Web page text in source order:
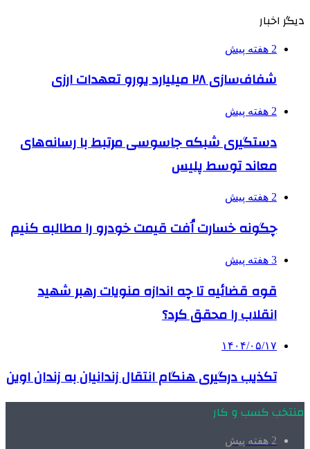
دیگر اخبار
2 هفته پیش
شفاف‌سازی ۲۸ میلیارد یورو تعهدات ارزی
2 هفته پیش
دستگیری شبکه جاسوسی مرتبط با رسانه‌های
معاند توسط پلیس
2 هفته پیش
چگونه خسارت اُفت قیمت خودرو را مطالبه کنیم
3 هفته پیش
قوه قضائیه تا چه اندازه منویات رهبر شهید
انقلاب را محقق کرد؟
۱۴۰۴/۰۵/۱۷
تکذیب درگیری هنگام انتقال زندانیان به زندان اوین
منتخب کسب و کار
2 هفته پیش